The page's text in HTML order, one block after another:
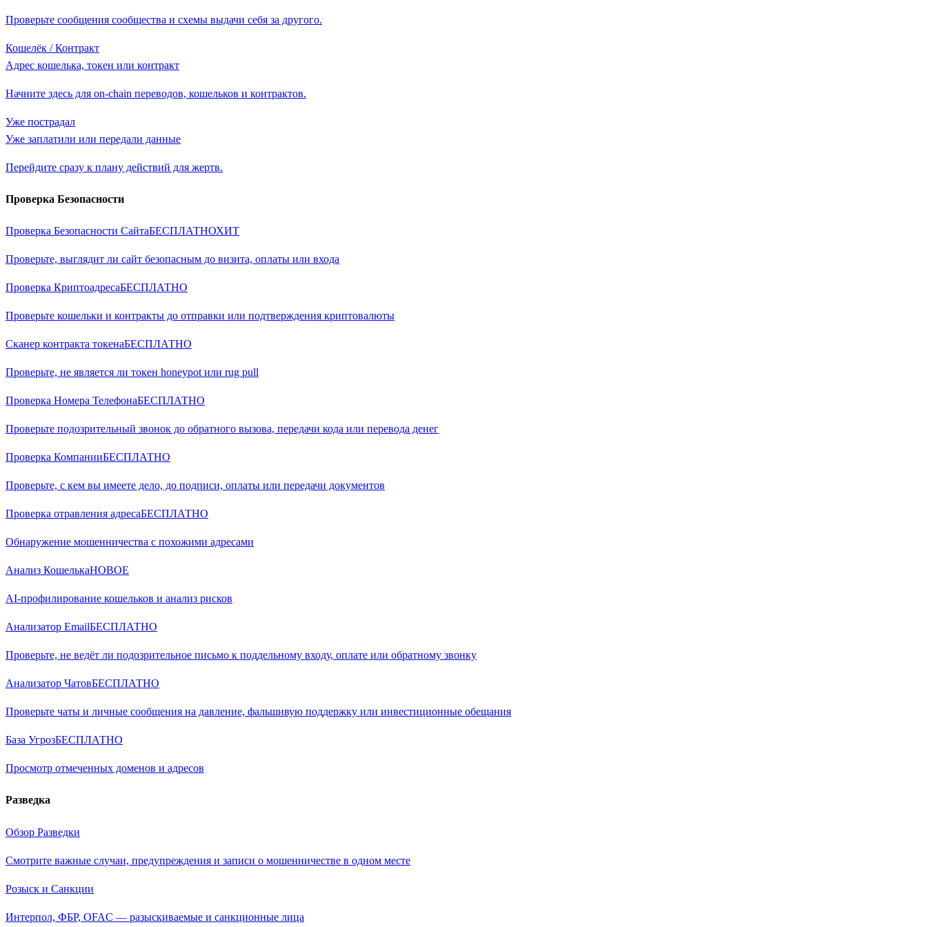
Проверьте сообщения сообщества и схемы выдачи себя за другого.
Кошелёк / Контракт
Адрес кошелька, токен или контракт
Начните здесь для on-chain переводов, кошельков и контрактов.
Уже пострадал
Уже заплатили или передали данные
Перейдите сразу к плану действий для жертв.
Проверка Безопасности
Проверка Безопасности СайтаБЕСПЛАТНОХИТ
Проверьте, выглядит ли сайт безопасным до визита, оплаты или входа
Проверка КриптоадресаБЕСПЛАТНО
Проверьте кошельки и контракты до отправки или подтверждения криптовалюты
Сканер контракта токенаБЕСПЛАТНО
Проверьте, не является ли токен honeypot или rug pull
Проверка Номера ТелефонаБЕСПЛАТНО
Проверьте подозрительный звонок до обратного вызова, передачи кода или перевода денег
Проверка КомпанииБЕСПЛАТНО
Проверьте, с кем вы имеете дело, до подписи, оплаты или передачи документов
Проверка отравления адресаБЕСПЛАТНО
Обнаружение мошенничества с похожими адресами
Анализ КошелькаНОВОЕ
AI-профилирование кошельков и анализ рисков
Анализатор EmailБЕСПЛАТНО
Проверьте, не ведёт ли подозрительное письмо к поддельному входу, оплате или обратному звонку
Анализатор ЧатовБЕСПЛАТНО
Проверьте чаты и личные сообщения на давление, фальшивую поддержку или инвестиционные обещания
База УгрозБЕСПЛАТНО
Просмотр отмеченных доменов и адресов
Разведка
Обзор Разведки
Смотрите важные случаи, предупреждения и записи о мошенничестве в одном месте
Розыск и Санкции
Интерпол, ФБР, OFAC — разыскиваемые и санкционные лица